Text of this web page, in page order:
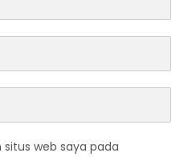
web saya pada